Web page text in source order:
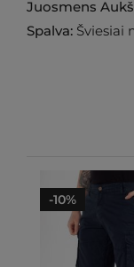
Juosmens
Spalva: Šviesiai
-10%